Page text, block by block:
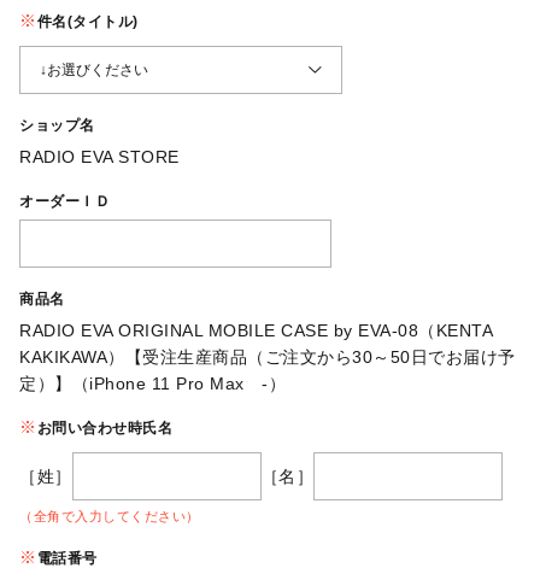
件名(タイトル)
ショップ名
RADIO EVA STORE
オーダーＩＤ
商品名
RADIO EVA ORIGINAL MOBILE CASE by EVA-08（KENTA
KAKIKAWA）【受注生産商品（ご注文から30～50日でお届け予
定）】（iPhone 11 Pro Max -）
お問い合わせ時氏名
［姓］ ［名］
（全角で入力してください）
電話番号